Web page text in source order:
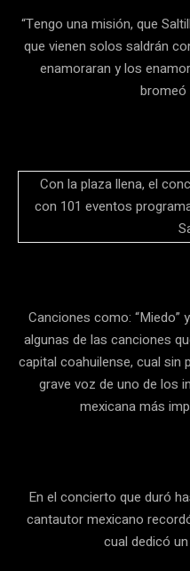
“Tengo una misión, que
que vienen solos saldrán
enamoraran y los
bromeó
Con la plaza llena, el
con 101 eventos
Canciones como: “Miedo”
algunas de las canciones
capital coahuilense, cual sin
grave voz de uno de los
mexicana más
En el concierto que duró
cantautor mexicano
cual dedicó